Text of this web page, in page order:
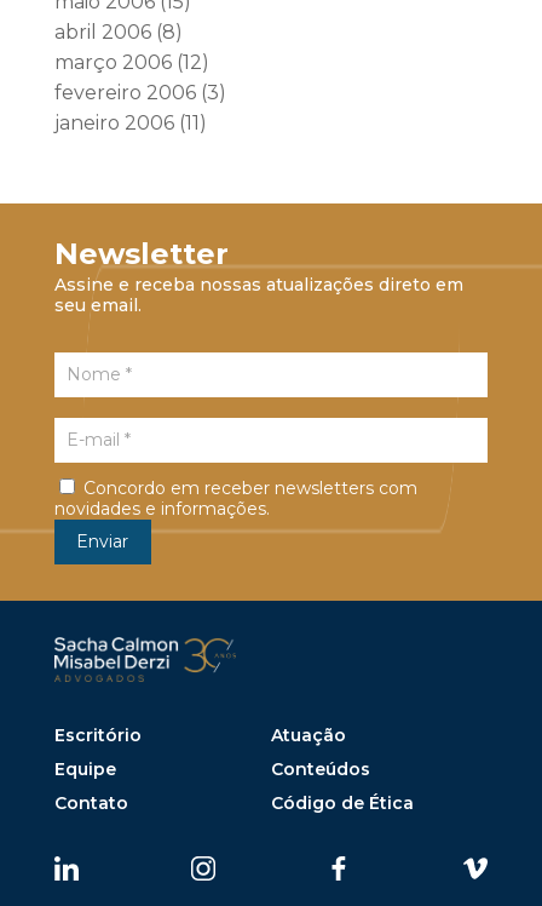
abril 2006(8)
março 2006(12)
fevereiro 2006(3)
janeiro 2006(11)
Newsletter
Assine e receba nossas atualizações direto em
seu email.
Concordo em receber newsletters com
novidades e informações.
Escritório
Atuação
Equipe
Conteúdos
Contato
Código de Ética